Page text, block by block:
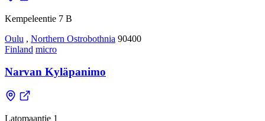
Kempeleentie 7 B
Oulu , Northern Ostrobothnia 90400
Finland micro
Narvan Kyläpanimo
Latomaantie 1